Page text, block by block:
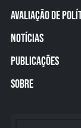
AVALIAÇÃO DE
NOTÍCIAS
PUBLICAÇÕES
SOBRE